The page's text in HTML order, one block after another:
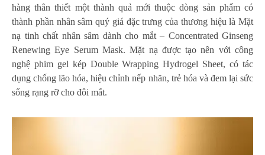
hàng thân thiết một thành quả mới thuộc dòng sản phẩm có
thành phần nhân sâm quý giá đặc trưng của thương hiệu là Mặt
nạ tinh chất nhân sâm dành cho mắt – Concentrated Ginseng
Renewing Eye Serum Mask. Mặt nạ được tạo nên với công
nghệ phim gel kép Double Wrapping Hydrogel Sheet, có tác
dụng chống lão hóa, hiệu chỉnh nếp nhăn, trẻ hóa và đem lại sức
sống rạng rỡ cho đôi mắt.